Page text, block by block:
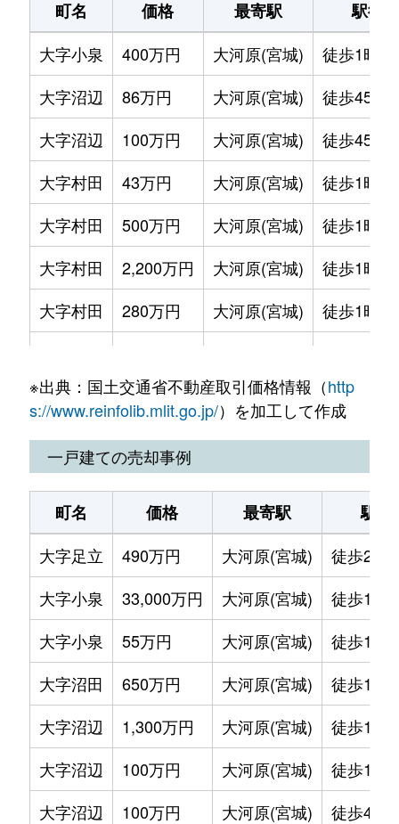
町名 価格 最寄駅
駅徒歩
大字小泉
400万円 大河原(宮城)
徒歩1時
大字沼辺
86万円 大河原(宮城)
徒歩45分
大字沼辺
100万円 大河原(宮城)
徒歩45分
大字村田
43万円 大河原(宮城)
徒歩1時
大字村田
500万円 大河原(宮城)
徒歩1時
大字村田
2,200万円 大河原(宮城)
徒歩1時
大字村田
280万円 大河原(宮城)
徒歩1時
大字村田
150万円 大河原(宮城)
徒歩1時
大字村田
89万円 大河原(宮城) 徒歩2時間
※出典：国土交通省不動産取引価格情報（http
s://www.reinfolib.mlit.go.jp/）を加工して作成
一戸建ての売却事例
町名 価格 最寄駅
駅徒
大字足立
490万円 大河原(宮城)
徒歩2時
大字小泉
33,000万円 大河原(宮城)
徒歩1時
大字小泉
55万円 大河原(宮城)
徒歩1時
大字沼田
650万円 大河原(宮城)
徒歩1時
大字沼辺
1,300万円 大河原(宮城)
徒歩1時
大字沼辺
100万円 大河原(宮城)
徒歩1時
大字沼辺
100万円 大河原(宮城)
徒歩45分